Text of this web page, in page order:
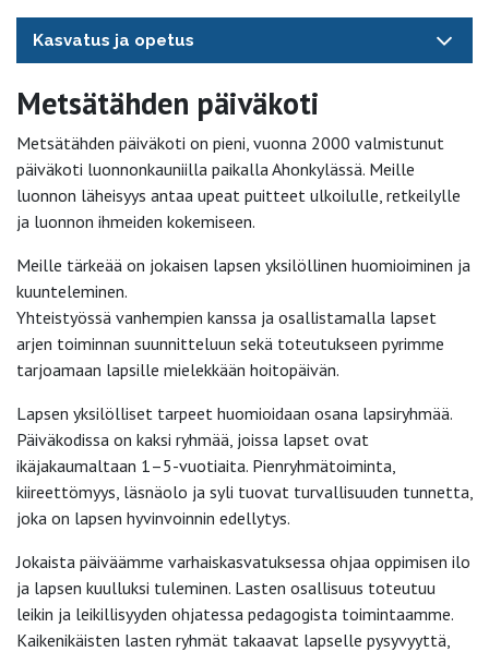
Kasvatus ja opetus
Metsätähden päiväkoti
Metsätähden päiväkoti on pieni, vuonna 2000 valmistunut
päiväkoti luonnonkauniilla paikalla Ahonkylässä. Meille
luonnon läheisyys antaa upeat puitteet ulkoilulle, retkeilylle
ja luonnon ihmeiden kokemiseen.
Meille tärkeää on jokaisen lapsen yksilöllinen huomioiminen ja
kuunteleminen.
Yhteistyössä vanhempien kanssa ja osallistamalla lapset
arjen toiminnan suunnitteluun sekä toteutukseen pyrimme
tarjoamaan lapsille mielekkään hoitopäivän.
Lapsen yksilölliset tarpeet huomioidaan osana lapsiryhmää.
Päiväkodissa on kaksi ryhmää, joissa lapset ovat
ikäjakaumaltaan 1–5-vuotiaita. Pienryhmätoiminta,
kiireettömyys, läsnäolo ja syli tuovat turvallisuuden tunnetta,
joka on lapsen hyvinvoinnin edellytys.
Jokaista päiväämme varhaiskasvatuksessa ohjaa oppimisen ilo
ja lapsen kuulluksi tuleminen. Lasten osallisuus toteutuu
leikin ja leikillisyyden ohjatessa pedagogista toimintaamme.
Kaikenikäisten lasten ryhmät takaavat lapselle pysyvyyttä,